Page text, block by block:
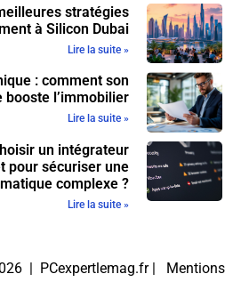
stratégies
à Silicon Dubai
Lire la suite »
: comment son
booste l’immobilier
Lire la suite »
un intégrateur
pour sécuriser une
complexe ?
Lire la suite »
| PCexpertlemag.fr | Mentions